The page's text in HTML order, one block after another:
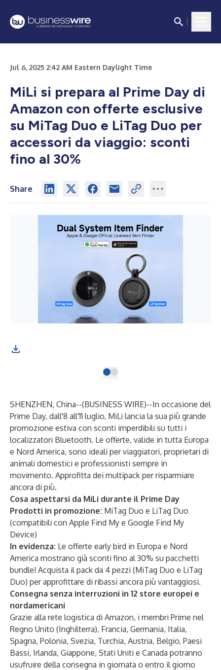
Jul 6, 2025 2:42 AM Eastern Daylight Time
MiLi si prepara al Prime Day di
Amazon con offerte esclusive
su MiTag Duo e LiTag Duo per
accessori da viaggio: sconti
fino al 30%
Share
SHENZHEN, China--(BUSINESS WIRE)--In occasione del
Prime Day, dall'8 all'11 luglio, MiLi lancia la sua più grande
promozione estiva con sconti imperdibili su tutti i
localizzatori Bluetooth. Le offerte, valide in tutta Europa
e Nord America, sono ideali per viaggiatori, proprietari di
animali domestici e professionisti sempre in
movimento. Approfitta dei multipack per risparmiare
ancora di più.
Cosa aspettarsi da MiLi durante il Prime Day
Prodotti in promozione: MiTag Duo e LiTag Duo
(compatibili con Apple Find My e Google Find My
Device)
In evidenza: Le offerte early bird in Europa e Nord
America mostrano già sconti fino al 30% su pacchetti
bundle! Acquista il pack da 4 pezzi (MiTag Duo e LiTag
Duo) per approfittare di ribassi ancora più vantaggiosi.
Consegna senza interruzioni in 12 store europei e
nordamericani
Grazie alla rete logistica di Amazon, i membri Prime nel
Regno Unito (Inghilterra), Francia, Germania, Italia,
Spagna, Polonia, Svezia, Turchia, Austria, Belgio, Paesi
Bassi, Irlanda, Giappone, Stati Uniti e Canada potranno
usufruire della consegna in giornata o entro il giorno